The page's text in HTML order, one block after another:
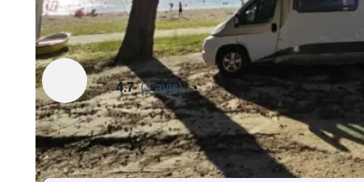
Loué par Philip
4.7 (3 avis) Propriétaire vérifié·e
Équipements et services